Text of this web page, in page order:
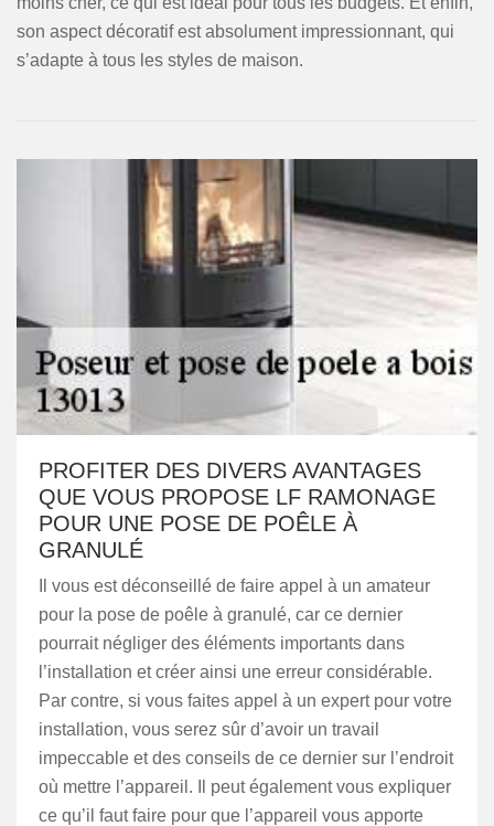
son aspect décoratif est absolument impressionnant, qui
s’adapte à tous les styles de maison.
PROFITER DES DIVERS AVANTAGES
QUE VOUS PROPOSE LF RAMONAGE
POUR UNE POSE DE POÊLE À
GRANULÉ
Il vous est déconseillé de faire appel à un amateur
pour la pose de poêle à granulé, car ce dernier
pourrait négliger des éléments importants dans
l’installation et créer ainsi une erreur considérable.
Par contre, si vous faites appel à un expert pour votre
installation, vous serez sûr d’avoir un travail
impeccable et des conseils de ce dernier sur l’endroit
où mettre l’appareil. Il peut également vous expliquer
ce qu’il faut faire pour que l’appareil vous apporte